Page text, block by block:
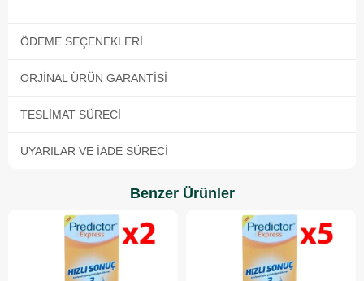
ÖDEME SEÇENEKLERI
ORJINAL ÜRÜN GARANTISI
TESLIMAT SÜRECI
UYARILAR VE İADE SÜRECI
Benzer Ürünler